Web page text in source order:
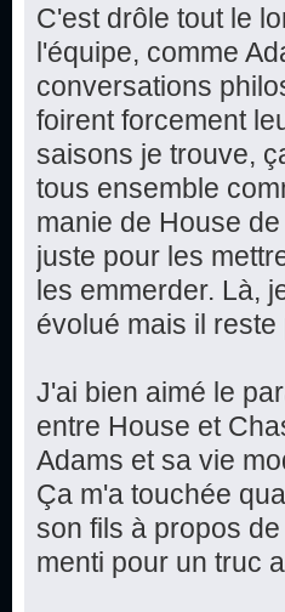
C'est drôle tout le
l'équipe, comme
conversations
foirent forcement
saisons je trouve,
tous ensemble
manie de House
juste pour les
les emmerder. Là,
évolué mais il
J'ai bien aimé le
entre House et
Adams et sa vie
Ça m'a touchée
son fils à propos
menti pour un truc